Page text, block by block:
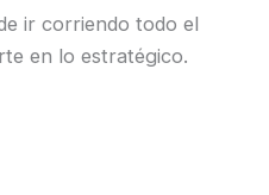
ir corriendo todo el
en lo estratégico.